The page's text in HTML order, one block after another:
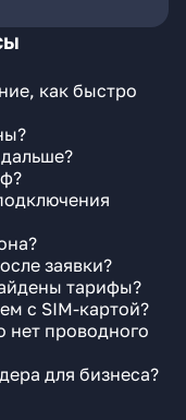
как быстро
заявки?
тарифы?
с SIM-картой?
нет проводного
для бизнеса?